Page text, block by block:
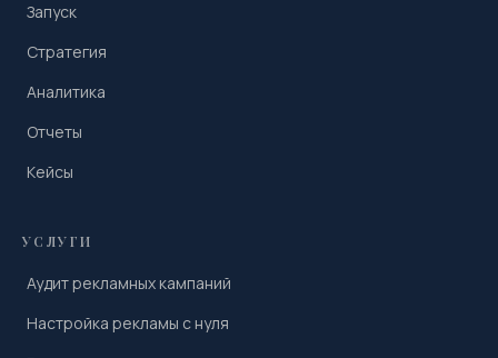
Запуск
Стратегия
Аналитика
Отчеты
Кейсы
УСЛУГИ
Аудит рекламных кампаний
Настройка рекламы с нуля